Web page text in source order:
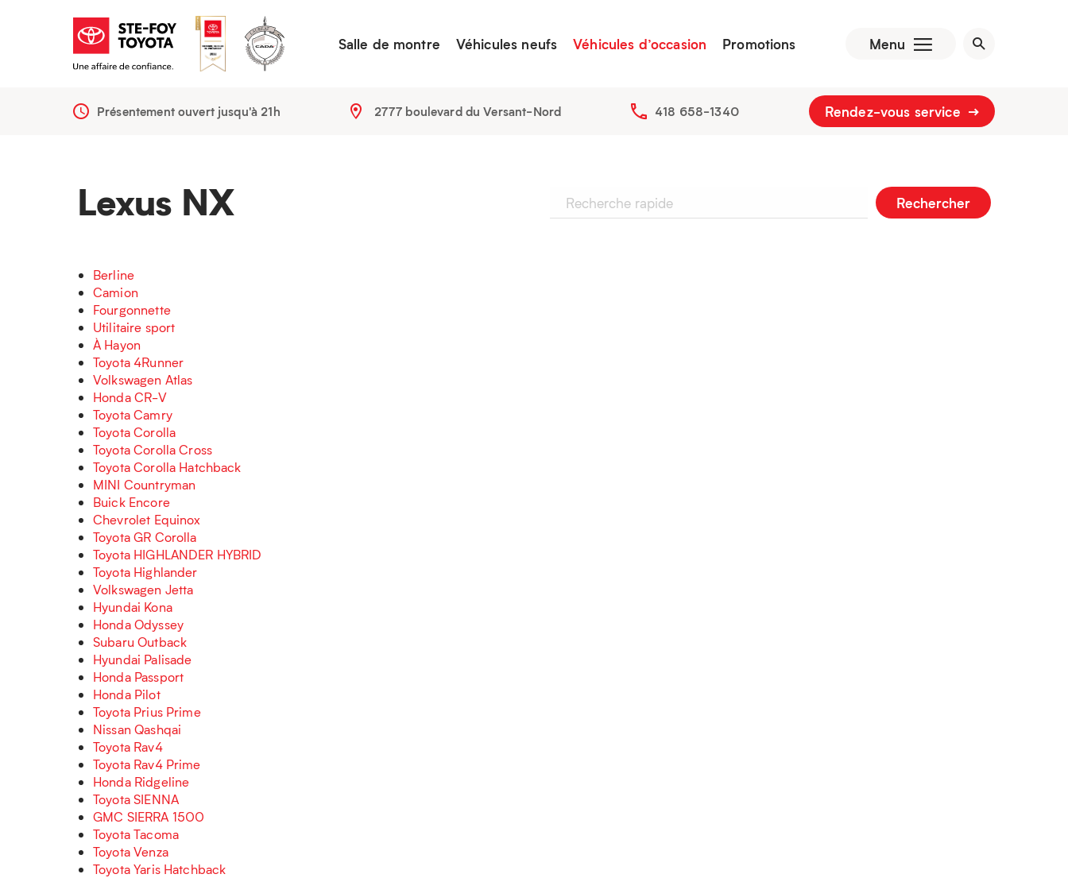
Salle de montre Véhicules neufs Véhicules d’occasion Promotions Menu
Présentement ouvert jusqu'à 21h 2777 boulevard du Versant-Nord 418 658-1340 Rendez-vous service
Lexus NX Rechercher
Berline
Camion
Fourgonnette
Utilitaire sport
À Hayon
Toyota 4Runner
Volkswagen Atlas
Honda CR-V
Toyota Camry
Toyota Corolla
Toyota Corolla Cross
Toyota Corolla Hatchback
MINI Countryman
Buick Encore
Chevrolet Equinox
Toyota GR Corolla
Toyota HIGHLANDER HYBRID
Toyota Highlander
Volkswagen Jetta
Hyundai Kona
Honda Odyssey
Subaru Outback
Hyundai Palisade
Honda Passport
Honda Pilot
Toyota Prius Prime
Nissan Qashqai
Toyota Rav4
Toyota Rav4 Prime
Honda Ridgeline
Toyota SIENNA
GMC SIERRA 1500
Toyota Tacoma
Toyota Venza
Toyota Yaris Hatchback